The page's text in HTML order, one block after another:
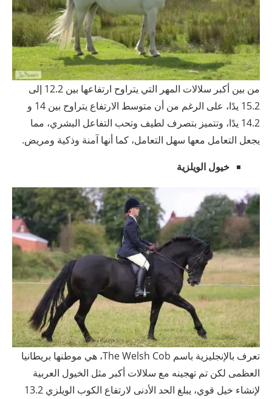
من بين أكبر سلالات المهر التي يتراوح ارتفاعها بين 12.2 إلى
15.2 يدًا، على الرغم من أن متوسط ​​الارتفاع يتراوح بين 14 و
14.2 يدًا، وتتميز بتصرف لطيف وتحب التفاعل البشري، مما
يجعل التعامل معها سهل التعامل، كما أنها آمنة وذكية ومريض.
خيول الويلزية
تعرف بالإنجليزية باسم The Welsh Cob، هي موطنها بريطانيا
العظمى لكن تم تهجينه مع سلالات أكبر مثل الخيول العربية
لإنشاء خيل قوي، يبلغ الحد الأدنى لارتفاع الكوب الويلزي 13.2